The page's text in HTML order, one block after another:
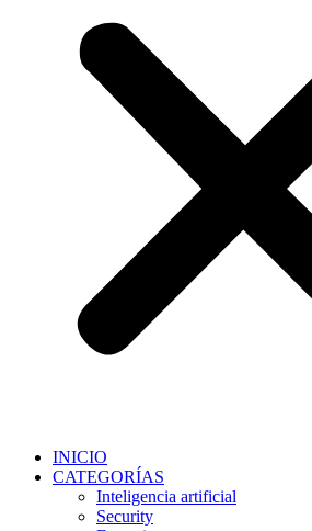
INICIO
CATEGORÍAS
Inteligencia artificial
Security